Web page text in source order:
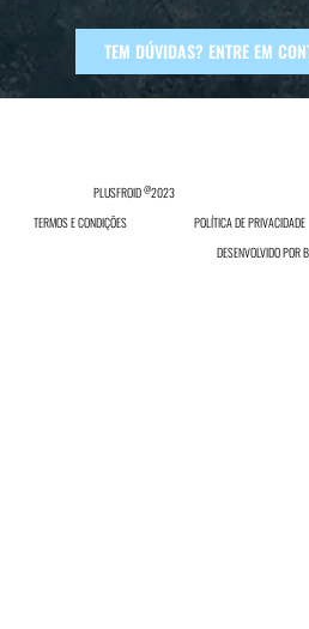
TEM DÚVIDAS? ENTRE EM
PLUSFROID@2023
TERMOS E CONDIÇÕES
POLÍTICA DE PRIVACIDADE
DESENVOLVIDO POR